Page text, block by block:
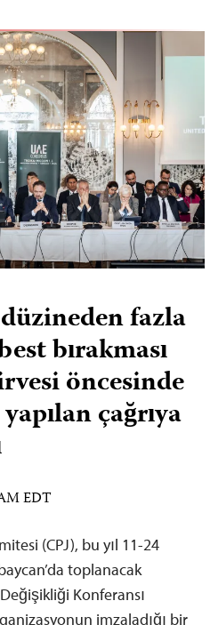
fazla
bırakması
öncesinde
çağrıya
EDT
(CPJ), bu yıl 11-24
toplanacak
Konferansı
imzaladığı bir